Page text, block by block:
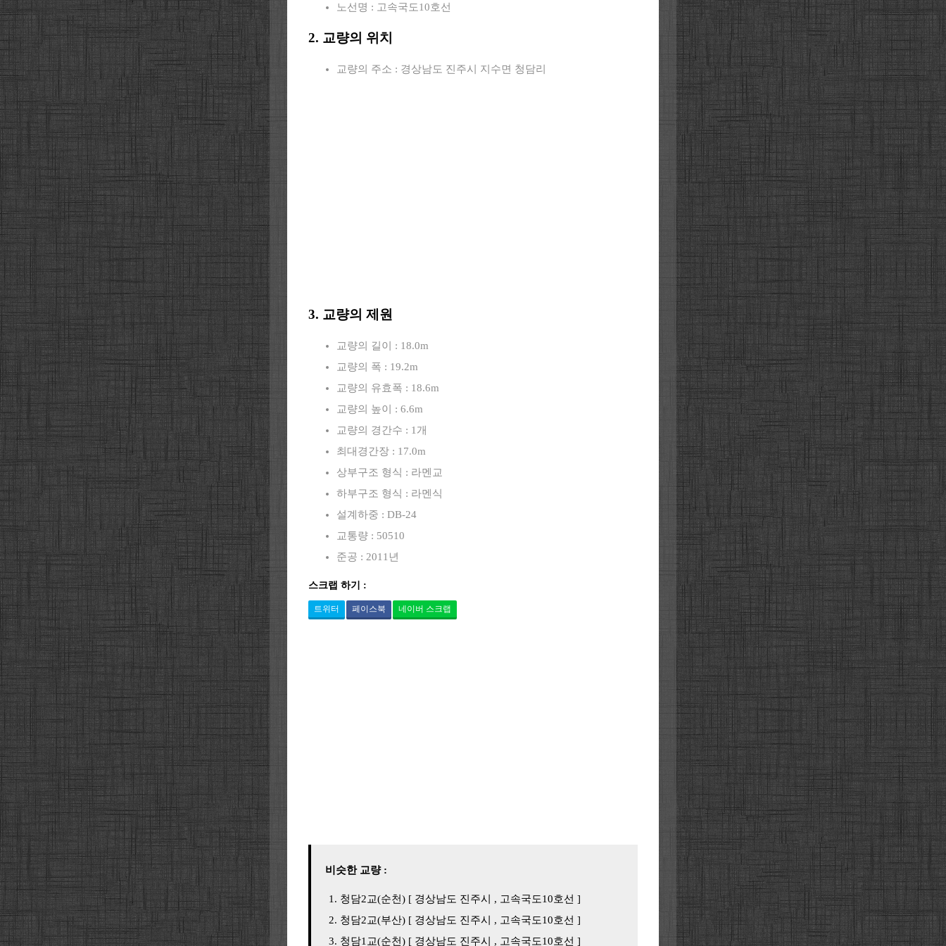
노선명 : 고속국도10호선
2. 교량의 위치
교량의 주소 : 경상남도 진주시 지수면 청담리
3. 교량의 제원
교량의 길이 : 18.0m
교량의 폭 : 19.2m
교량의 유효폭 : 18.6m
교량의 높이 : 6.6m
교량의 경간수 : 1개
최대경간장 : 17.0m
상부구조 형식 : 라멘교
하부구조 형식 : 라멘식
설계하중 : DB-24
교통량 : 50510
준공 : 2011년
스크랩 하기 :
트위터 페이스북 네이버 스크랩
비슷한 교량 :
청담2교(순천) [ 경상남도 진주시 , 고속국도10호선 ]
청담2교(부산) [ 경상남도 진주시 , 고속국도10호선 ]
청담1교(순천) [ 경상남도 진주시 , 고속국도10호선 ]